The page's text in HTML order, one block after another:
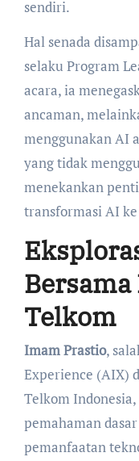
sendiri.
Hal senada
selaku Program
acara, ia
ancaman,
menggunakan AI
yang tidak
menekankan
transformasi AI
Telkom
Imam Prastio,
Experience (AIX)
Telkom
pemahaman
pemanfaatan